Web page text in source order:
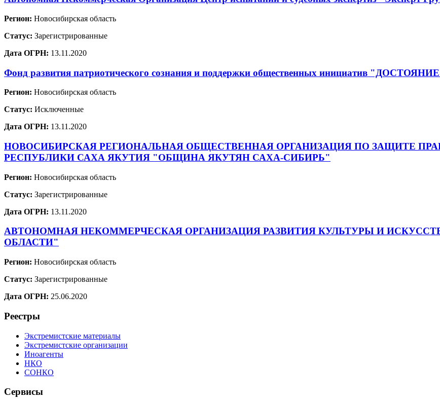
Регион: Новосибирская область
Статус: Зарегистрированные
Дата ОГРН: 13.11.2020
Фонд развития патриотического сознания и поддержки общественных инициатив
Регион: Новосибирская область
Статус: Исключенные
Дата ОГРН: 13.11.2020
НОВОСИБИРСКАЯ РЕГИОНАЛЬНАЯ ОБЩЕСТВЕННАЯ ОРГАНИЗАЦИЯ ПО ЗАЩИТЕ
РЕСПУБЛИКИ САХА ЯКУТИЯ "ОБЩИНА ЯКУТЯН САХА-СИБИРЬ"
Регион: Новосибирская область
Статус: Зарегистрированные
Дата ОГРН: 13.11.2020
АВТОНОМНАЯ НЕКОММЕРЧЕСКАЯ ОРГАНИЗАЦИЯ РАЗВИТИЯ КУЛЬТУРЫ И
ОБЛАСТИ"
Регион: Новосибирская область
Статус: Зарегистрированные
Дата ОГРН: 25.06.2020
Реестры
Экстремистские материалы
Экстремистские организации
Иноагенты
НКО
СОНКО
Сервисы